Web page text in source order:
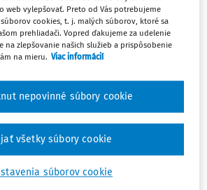
si budú môcť od 1. októbra v prvých
dieťaťa vybrať 14 dňovú otcovskú
nejde o povinnosť, ale o možnosť,
prvé dva týždne po narodení svojho
či už jej pomôcť, alebo prežiť
túto šťastnú chvíľu, táto právnou
Ide o lepšie zosúladenie
života. Túto otcovskú dovolenku
ale bude ju hradiť Sociálne
poistenia,“
web vylepšovať. Preto od Vás potrebujeme
cookies, t. j. malých súborov, ktoré sa
prehliadači. Vopred ďakujeme za udelenie
na zlepšovanie našich služieb a prispôsobenie
na mieru. Viac informácií
súborov cookie
nepovinné súbory cookie
všetky súbory cookie